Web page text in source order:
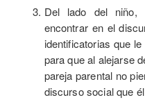
Del lado del niño,
encontrar en el
identificatorias que
para que al alejarse
pareja parental no
discurso social que